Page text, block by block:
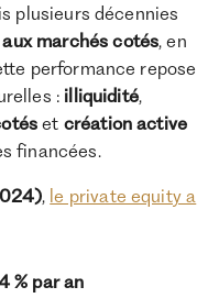
plusieurs décennies
marchés cotés, en
performance repose
: illiquidité,
et création active
financées.
, le private equity a
% par an